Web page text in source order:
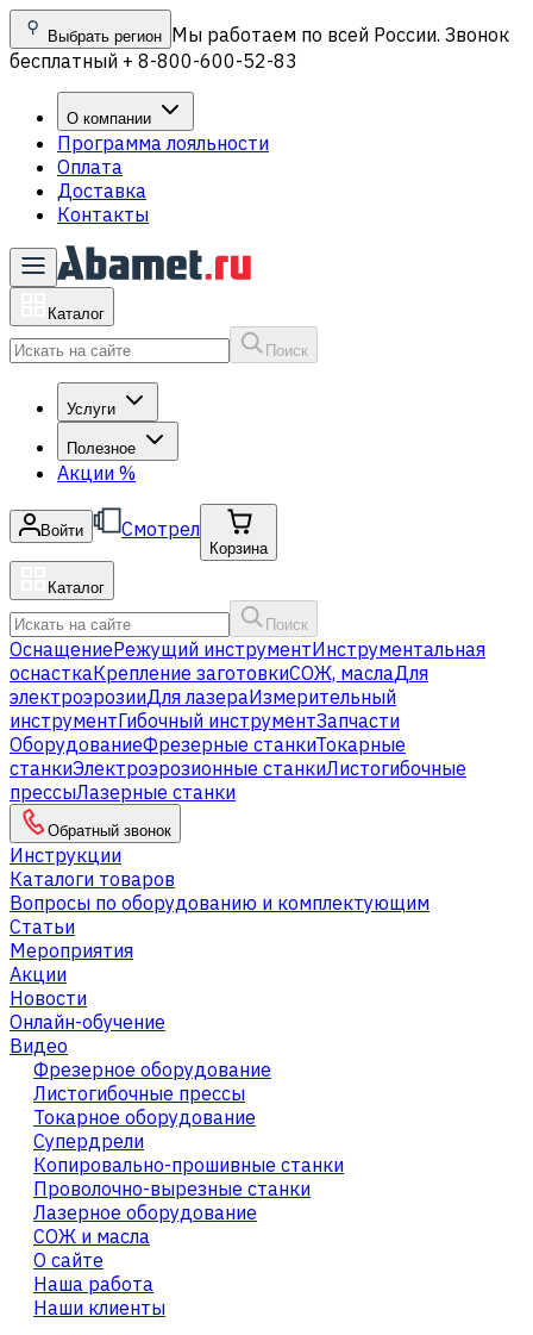
Выбрать регион Мы работаем по всей России. Звонок
бесплатный + 8-800-600-52-83
О компании
Программа лояльности
Оплата
Доставка
Контакты
Каталог
Поиск
Услуги
Полезное
Акции %
Войти Смотрел
Корзина
Каталог
Поиск
ОснащениеРежущий инструментИнструментальная
оснасткаКрепление заготовкиСОЖ, маслаДля
электроэрозииДля лазераИзмерительный
инструментГибочный инструментЗапчасти
ОборудованиеФрезерные станкиТокарные
станкиЭлектроэрозионные станкиЛистогибочные
прессыЛазерные станки
Обратный звонок
Инструкции
Каталоги товаров
Вопросы по оборудованию и комплектующим
Статьи
Мероприятия
Акции
Новости
Онлайн-обучение
Видео
Фрезерное оборудование
Листогибочные прессы
Токарное оборудование
Cупердрели
Копировально-прошивные станки
Проволочно-вырезные станки
Лазерное оборудование
СОЖ и масла
О сайте
Наша работа
Наши клиенты